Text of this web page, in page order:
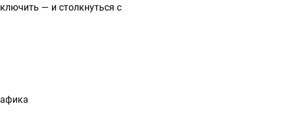
— и столкнуться с